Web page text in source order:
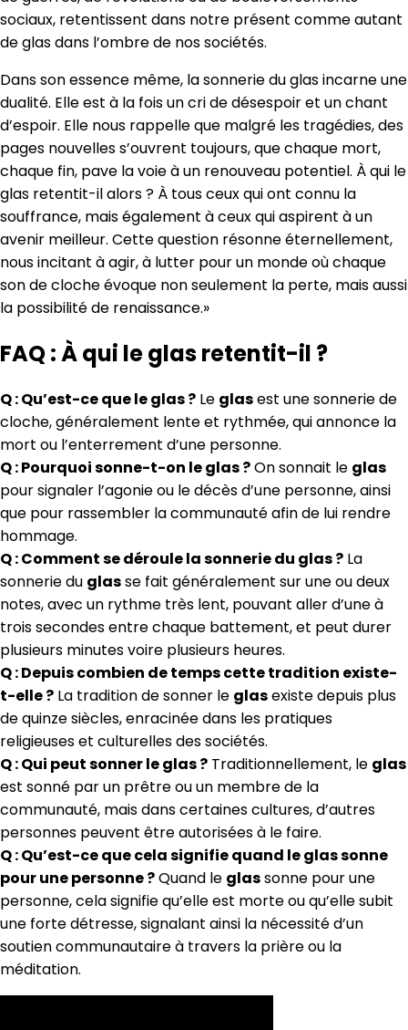
sociaux, retentissent dans notre présent comme autant
de glas dans l’ombre de nos sociétés.
Dans son essence même, la sonnerie du glas incarne une
dualité. Elle est à la fois un cri de désespoir et un chant
d’espoir. Elle nous rappelle que malgré les tragédies, des
pages nouvelles s’ouvrent toujours, que chaque mort,
chaque fin, pave la voie à un renouveau potentiel. À qui le
glas retentit-il alors ? À tous ceux qui ont connu la
souffrance, mais également à ceux qui aspirent à un
avenir meilleur. Cette question résonne éternellement,
nous incitant à agir, à lutter pour un monde où chaque
son de cloche évoque non seulement la perte, mais aussi
la possibilité de renaissance.»
FAQ : À qui le glas retentit-il ?
Q : Qu’est-ce que le glas ? Le glasest une sonnerie de
cloche, généralement lente et rythmée, qui annonce la
mort ou l’enterrement d’une personne.
Q : Pourquoi sonne-t-on le glas ?On sonnait le glas
pour signaler l’agonie ou le décès d’une personne, ainsi
que pour rassembler la communauté afin de lui rendre
hommage.
Q : Comment se déroule la sonnerie du glas ? La
sonnerie du glasse fait généralement sur une ou deux
notes, avec un rythme très lent, pouvant aller d’une à
trois secondes entre chaque battement, et peut durer
plusieurs minutes voire plusieurs heures.
Q : Depuis combien de temps cette tradition existe-
t-elle ? La tradition de sonner le glasexiste depuis plus
de quinze siècles, enracinée dans les pratiques
religieuses et culturelles des sociétés.
Q : Qui peut sonner le glas ? Traditionnellement, le glas
est sonné par un prêtre ou un membre de la
communauté, mais dans certaines cultures, d’autres
personnes peuvent être autorisées à le faire.
Q : Qu’est-ce que cela signifie quand le glas sonne
pour une personne ?Quand le glassonne pour une
personne, cela signifie qu’elle est morte ou qu’elle subit
une forte détresse, signalant ainsi la nécessité d’un
soutien communautaire à travers la prière ou la
méditation.